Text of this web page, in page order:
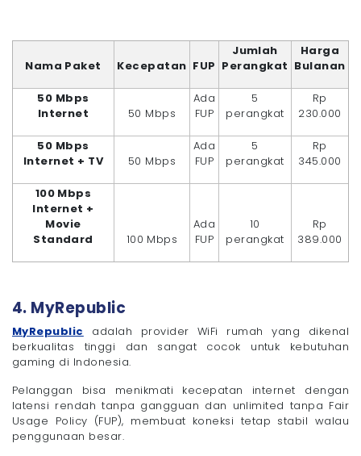
Nama Paket Kecepatan FUP
Jumlah
Perangkat
Harga
Bulanan
50 Mbps
Internet
50 Mbps
Ada
FUP
5
perangkat
Rp
230.000
50 Mbps
Internet + TV
50 Mbps
Ada
FUP
5
perangkat
Rp
345.000
100 Mbps
Internet +
Movie
Standard
100 Mbps
Ada
FUP
10
perangkat
Rp
389.000
4. MyRepublic
MyRepublic adalah provider WiFi rumah yang dikenal
berkualitas tinggi dan sangat cocok untuk kebutuhan
gaming di Indonesia.
Pelanggan bisa menikmati kecepatan internet dengan
latensi rendah tanpa gangguan dan unlimited tanpa Fair
Usage Policy (FUP), membuat koneksi tetap stabil walau
penggunaan besar.